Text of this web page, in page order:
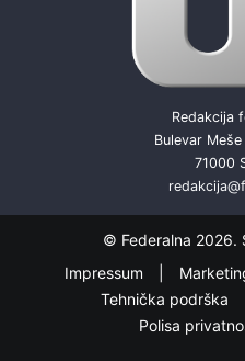
Redakcija
Bulevar
71000
© Federalna 2026.
Impressum
Tehnička podrška
Polisa